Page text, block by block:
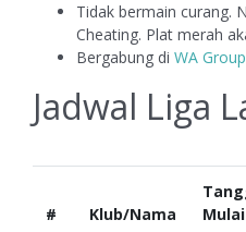
Tidak bermain curang.
Cheating. Plat merah
Bergabung di WA
Jadwal Liga
# Klub/Nama
Mulai